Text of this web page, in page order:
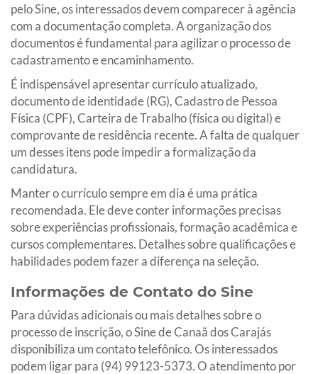
pelo Sine, os interessados devem comparecer à agência
com a documentação completa. A organização dos
documentos é fundamental para agilizar o processo de
cadastramento e encaminhamento.
É indispensável apresentar currículo atualizado,
documento de identidade (RG), Cadastro de Pessoa
Física (CPF), Carteira de Trabalho (física ou digital) e
comprovante de residência recente. A falta de qualquer
um desses itens pode impedir a formalização da
candidatura.
Manter o currículo sempre em dia é uma prática
recomendada. Ele deve conter informações precisas
sobre experiências profissionais, formação acadêmica e
cursos complementares. Detalhes sobre qualificações e
habilidades podem fazer a diferença na seleção.
Informações de Contato do Sine
Para dúvidas adicionais ou mais detalhes sobre o
processo de inscrição, o Sine de Canaã dos Carajás
disponibiliza um contato telefônico. Os interessados
podem ligar para (94) 99123-5373. O atendimento por